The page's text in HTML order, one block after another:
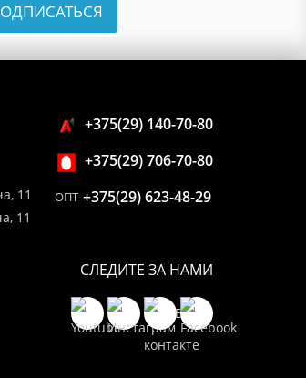
11
11
+375(29) 140-70-80
+375(29) 706-70-80
ОПТ +375(29) 623-48-29
СЛЕДИТЕ ЗА НАМИ